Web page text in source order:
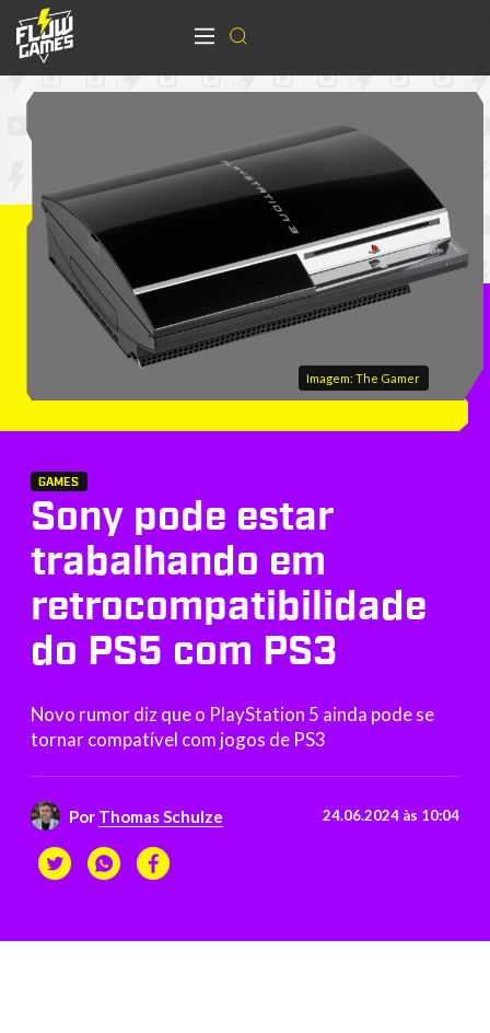
Imagem: The Gamer
GAMES
Sony pode estar
trabalhando em
retrocompatibilidade
do PS5 com PS3
Novo rumor diz que o PlayStation 5 ainda pode se
tornar compatível com jogos de PS3
Por Thomas Schulze 24.06.2024 às 10:04